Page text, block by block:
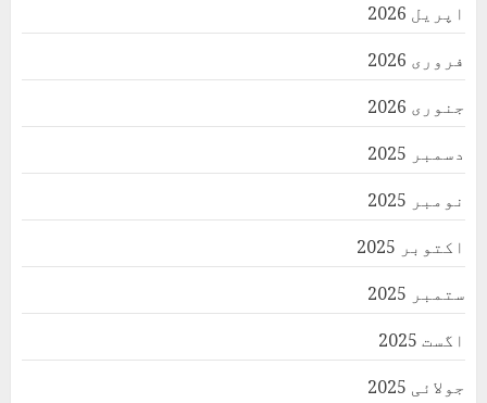
اپریل 2026
فروری 2026
جنوری 2026
دسمبر 2025
نومبر 2025
اکتوبر 2025
ستمبر 2025
اگست 2025
جولائی 2025